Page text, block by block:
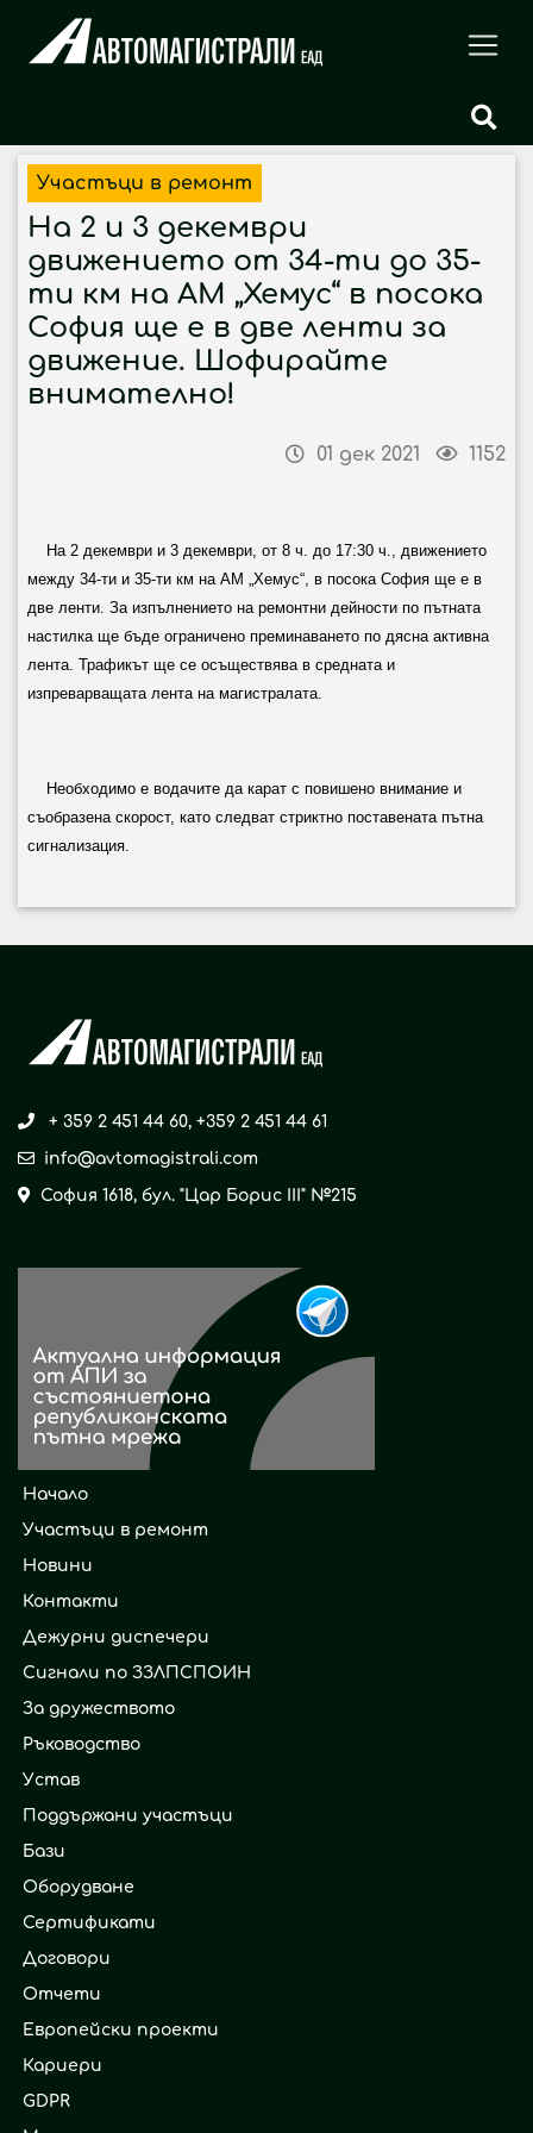
Участъци в ремонт
На 2 и 3 декември
движението от 34-ти до 35-
ти км на АМ „Хемус“ в посока
София ще е в две ленти за
движение. Шофирайте
внимателно!
01 дек 2021 1152
На 2 декември и 3 декември, от 8 ч. до 17:30 ч., движението
между 34-ти и 35-ти км на АМ „Хемус“, в посока София ще е в
две ленти. За изпълнението на ремонтни дейности по пътната
настилка ще бъде ограничено преминаването по дясна активна
лента. Трафикът ще се осъществява в средната и
изпреварващата лента на магистралата.
Необходимо е водачите да карат с повишено внимание и
съобразена скорост, като следват стриктно поставената пътна
сигнализация.
+ 359 2 451 44 60, +359 2 451 44 61
info@avtomagistrali.com
София 1618, бул. "Цар Борис ІІІ" №215
Начало
Участъци в ремонт
Новини
Контакти
Дежурни диспечери
Сигнали по ЗЗЛПСПОИН
За дружеството
Ръководство
Устав
Поддържани участъци
Бази
Оборудване
Сертификати
Договори
Отчети
Европейски проекти
Кариери
GDPR